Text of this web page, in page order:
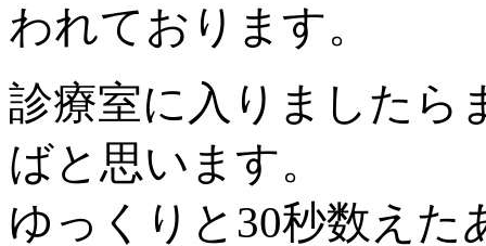
われております。
診療室に入りましたら
ばと思います。
ゆっくりと30秒数えた